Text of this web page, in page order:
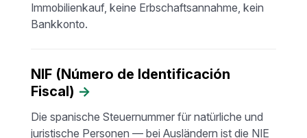
Immobilienkauf, keine Erbschaftsannahme, kein
Bankkonto.
NIF (Número de Identificación
Fiscal) →
Die spanische Steuernummer für natürliche und
juristische Personen — bei Ausländern ist die NIE